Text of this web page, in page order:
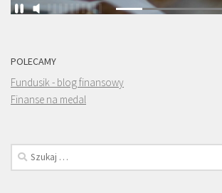
POLECAMY
Fundusik - blog finansowy
Finanse na medal
Szukaj: